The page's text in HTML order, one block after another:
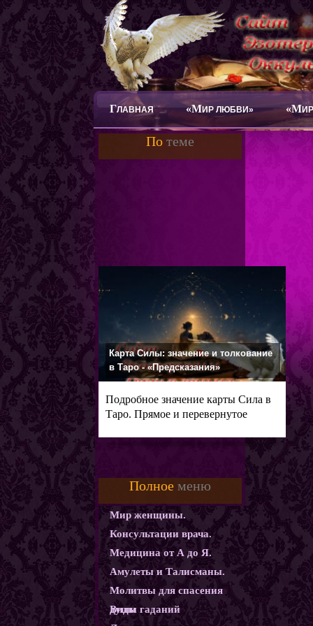
ГЛАВНАЯ «МИР ЛЮБВИ» «М
По теме
Карта Силы: значение и толкование
в Таро - «Предсказания»
Подробное значение карты Сила в
Таро. Прямое и перевернутое
Полное меню
Мир женщины.
Консультации врача.
Медицина от А до Я.
Амулеты и Талисманы.
Молитвы для спасения
души
Виды гаданий